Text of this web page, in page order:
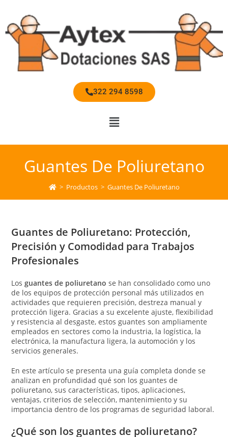
322 294 8598
Guantes De Poliuretano
> Productos > Guantes De Poliuretano
Guantes de Poliuretano: Protección,
Precisión y Comodidad para Trabajos
Profesionales
Losguantes de poliuretano se han consolidado como uno
de los equipos de protección personal más utilizados en
actividades que requieren precisión, destreza manual y
protección ligera. Gracias a su excelente ajuste, flexibilidad
y resistencia al desgaste, estos guantes son ampliamente
empleados en sectores como la industria, la logística, la
electrónica, la manufactura ligera, la automoción y los
servicios generales.
En este artículo se presenta una guía completa donde se
analizan en profundidad qué son los guantes de
poliuretano, sus características, tipos, aplicaciones,
ventajas, criterios de selección, mantenimiento y su
importancia dentro de los programas de seguridad laboral.
¿Qué son los guantes de poliuretano?